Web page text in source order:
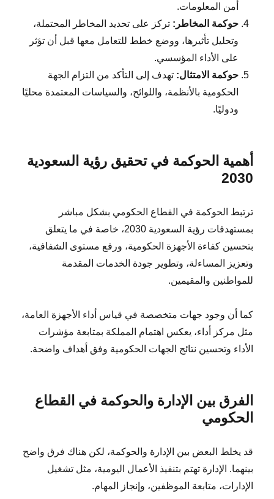
أمن المعلومات.
حوكمة المخاطر:تركز على تحديد المخاطر المحتملة،
وتحليل تأثيرها، ووضع خطط للتعامل معها قبل أن تؤثر
على الأداء المؤسسي.
حوكمة الامتثال:تهدف إلى التأكد من التزام الجهة
الحكومية بالأنظمة، واللوائح، والسياسات المعتمدة محليًا
ودوليًا.
أهمية الحوكمة في تحقيق رؤية السعودية
2030
ترتبط الحوكمة في القطاع الحكومي بشكل مباشر
بمستهدفات رؤية السعودية 2030، خاصة في ما يتعلق
بتحسين كفاءة الأجهزة الحكومية، ورفع مستوى الشفافية،
وتعزيز المساءلة، وتطوير جودة الخدمات المقدمة
للمواطنين والمقيمين.
كما أن وجود جهات متخصصة في قياس أداء الأجهزة العامة،
مثل مركز أداء، يعكس اهتمام المملكة بمتابعة مؤشرات
الأداء وتحسين نتائج الجهات الحكومية وفق أهداف واضحة.
الفرق بين الإدارة والحوكمة في القطاع
الحكومي
قد يخلط البعض بين الإدارة والحوكمة، لكن هناك فرق واضح
بينهما. الإدارة تهتم بتنفيذ الأعمال اليومية، مثل تشغيل
الإدارات، متابعة الموظفين، وإنجاز المهام.